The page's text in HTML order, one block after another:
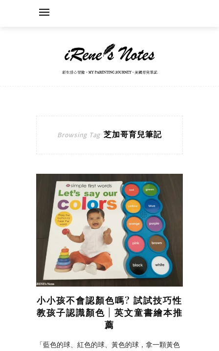
Browsing Tag 芝加哥育兒筆記
小小孩不會認顏色嗎? 試試技巧性
教孩子認識顏色 | 英文童書繪本推
薦
「藍色的球、紅色的球、黃色的球，拿一顆黃色